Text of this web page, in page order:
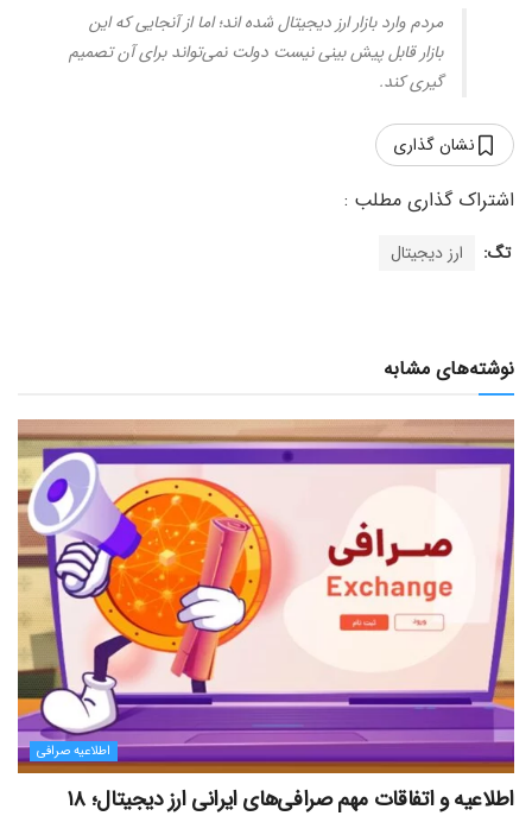
مردم وارد بازار ارز دیجیتال شده اند؛ اما از آنجایی که این
بازار قابل پیش بینی نیست دولت نمی‌تواند برای آن تصمیم
گیری کند.
نشان گذاری
تگ: ارز دیجیتال
نوشته‌های مشابه
اطلاعیه صرافی
اطلاعیه و اتفاقات مهم صرافی‌های ایرانی ارز دیجیتال؛ ۱۸